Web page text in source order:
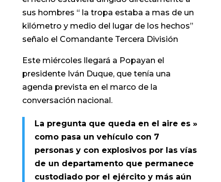
sus hombres “ la tropa estaba a mas de un
kilómetro y medio del lugar de los hechos”
señalo el Comandante Tercera División
Este miércoles llegará a Popayan el
presidente Iván Duque, que tenía una
agenda prevista en el marco de la
conversación nacional.
La pregunta que queda en el aire es »
como pasa un vehículo con 7
personas y con explosivos por las vías
de un departamento que permanece
custodiado por el ejército y más aún